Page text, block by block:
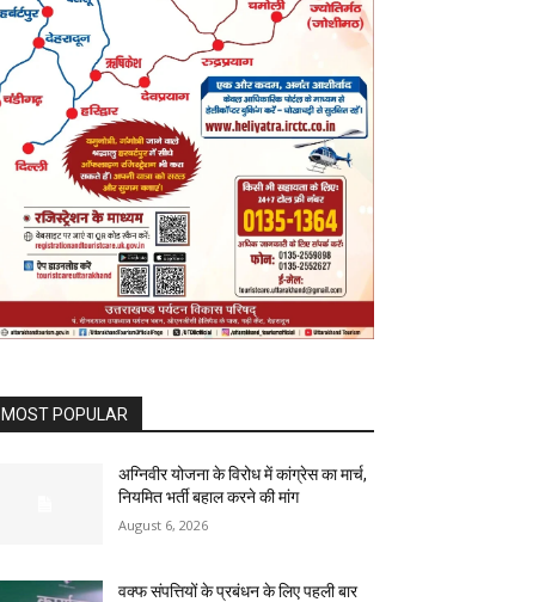
MOST POPULAR
अग्निवीर योजना के विरोध में कांग्रेस का मार्च,
नियमित भर्ती बहाल करने की मांग
August 6, 2026
वक्फ संपत्तियों के प्रबंधन के लिए पहली बार